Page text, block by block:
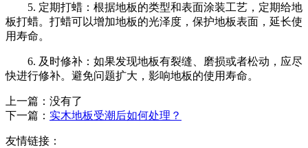
5. 定期打蜡：根据地板的类型和表面涂装工艺，定期给地
板打蜡。打蜡可以增加地板的光泽度，保护地板表面，延长使
用寿命。
6. 及时修补：如果发现地板有裂缝、磨损或者松动，应尽
快进行修补。避免问题扩大，影响地板的使用寿命。
上一篇：没有了
下一篇： 实木地板受潮后如何处理？
友情链接：